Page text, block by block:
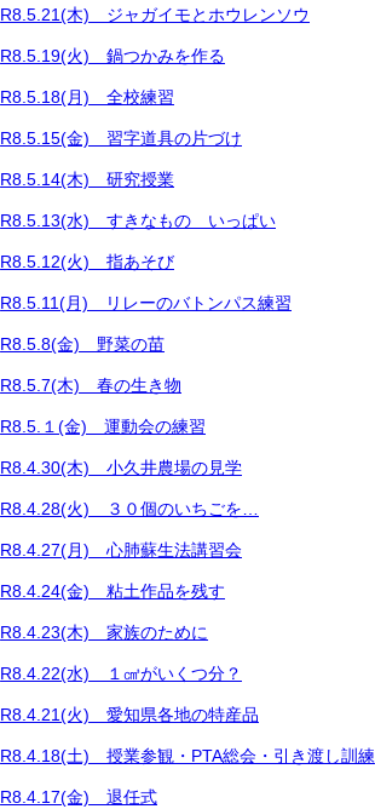
R8.5.21(木) ジャガイモとホウレンソウ
R8.5.19(火) 鍋つかみを作る
R8.5.18(月) 全校練習
R8.5.15(金) 習字道具の片づけ
R8.5.14(木) 研究授業
R8.5.13(水) すきなもの いっぱい
R8.5.12(火) 指あそび
R8.5.11(月) リレーのバトンパス練習
R8.5.8(金) 野菜の苗
R8.5.7(木) 春の生き物
R8.5.１(金) 運動会の練習
R8.4.30(木) 小久井農場の見学
R8.4.28(火) ３０個のいちごを…
R8.4.27(月) 心肺蘇生法講習会
R8.4.24(金) 粘土作品を残す
R8.4.23(木) 家族のために
R8.4.22(水) １㎤がいくつ分？
R8.4.21(火) 愛知県各地の特産品
R8.4.18(土) 授業参観・PTA総会・引き渡し訓練
R8.4.17(金) 退任式